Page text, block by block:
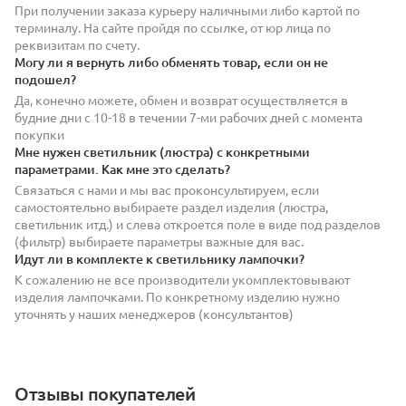
При получении заказа курьеру наличными либо картой по
терминалу. На сайте пройдя по ссылке, от юр лица по
реквизитам по счету.
Могу ли я вернуть либо обменять товар, если он не
подошел?
Да, конечно можете, обмен и возврат осуществляется в
будние дни с 10-18 в течении 7-ми рабочих дней с момента
покупки
Мне нужен светильник (люстра) с конкретными
параметрами. Как мне это сделать?
Связаться с нами и мы вас проконсультируем, если
самостоятельно выбираете раздел изделия (люстра,
светильник итд.) и слева откроется поле в виде под разделов
(фильтр) выбираете параметры важные для вас.
Идут ли в комплекте к светильнику лампочки?
К сожалению не все производители укомплектовывают
изделия лампочками. По конкретному изделию нужно
уточнять у наших менеджеров (консультантов)
Отзывы покупателей